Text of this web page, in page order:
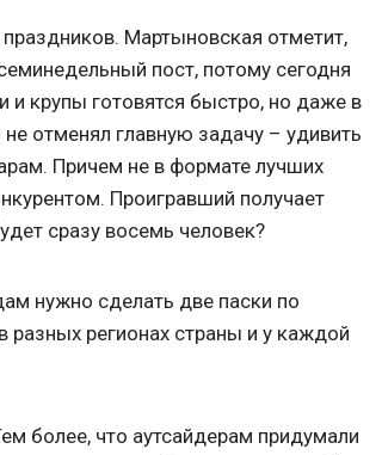
Мартыновская отметит,
пост, потому сегодня
крупы готовятся быстро, но даже в
отменял главную задачу – удивить
Причем не в формате лучших
Проигравший получает
сразу восемь человек?
нужно сделать две паски по
регионах страны и у каждой
более, что аутсайдерам придумали